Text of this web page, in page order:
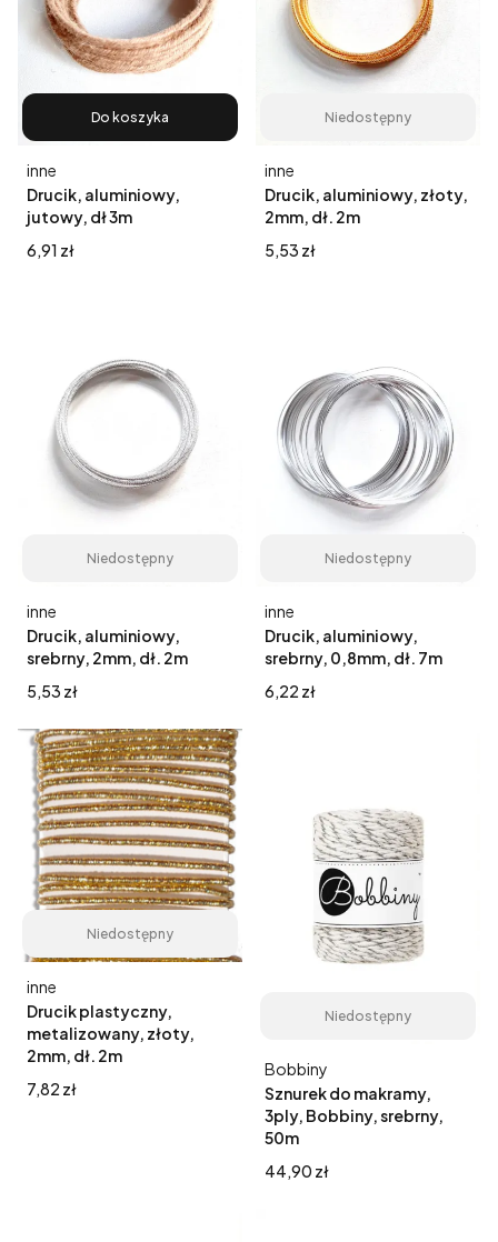
Do koszyka
Drucik, aluminiowy,
jutowy, dł 3m
Producent
inne
Cena
6,91 zł
Niedostępny
Drucik, aluminiowy, złoty,
2mm, dł. 2m
Producent
inne
Cena
5,53 zł
Niedostępny
Drucik, aluminiowy,
srebrny, 2mm, dł. 2m
Producent
inne
Cena
5,53 zł
Niedostępny
Drucik, aluminiowy,
srebrny, 0,8mm, dł. 7m
Producent
inne
Cena
6,22 zł
Niedostępny
Drucik plastyczny,
metalizowany, złoty,
2mm, dł. 2m
Producent
inne
Cena
7,82 zł
Niedostępny
Sznurek do makramy,
3ply, Bobbiny, srebrny,
50m
Producent
Bobbiny
Cena
44,90 zł